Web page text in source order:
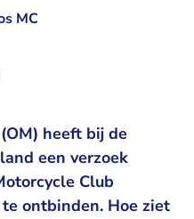
MC
heeft bij de
een verzoek
Club
ontbinden. Hoe ziet